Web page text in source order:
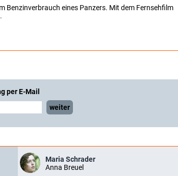
Benzinverbrauch eines Panzers. Mit dem Fernsehfilm
per E-Mail
weiter
Maria Schrader
Anna Breuel